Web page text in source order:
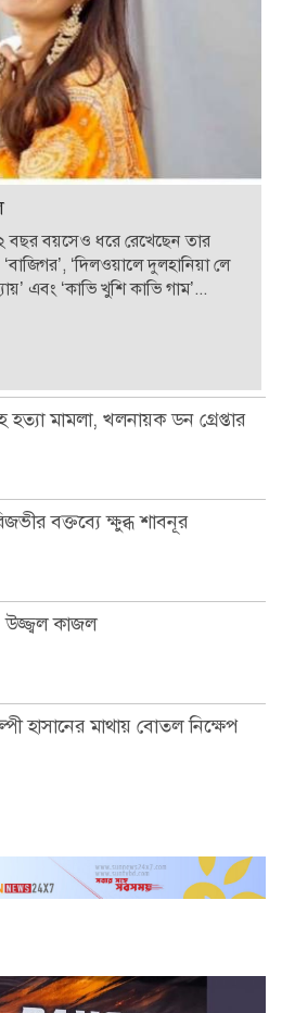
বছর বয়সেও ধরে রেখেছেন তার
‘বাজিগর’, ‘দিলওয়ালে দুলহানিয়া লে
এবং ‘কাভি খুশি কাভি গাম’...
হত্যা মামলা, খলনায়ক ডন গ্রেপ্তার
বক্তব্যে ক্ষুব্ধ শাবনূর
কাজল
হাসানের মাথায় বোতল নিক্ষেপ